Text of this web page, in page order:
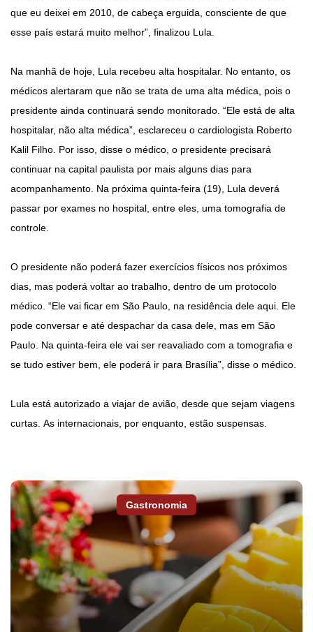
que eu deixei em 2010, de cabeça erguida, consciente de que
esse país estará muito melhor”, finalizou Lula.
Na manhã de hoje, Lula recebeu alta hospitalar. No entanto, os
médicos alertaram que não se trata de uma alta médica, pois o
presidente ainda continuará sendo monitorado. “Ele está de alta
hospitalar, não alta médica”, esclareceu o cardiologista Roberto
Kalil Filho. Por isso, disse o médico, o presidente precisará
continuar na capital paulista por mais alguns dias para
acompanhamento. Na próxima quinta-feira (19), Lula deverá
passar por exames no hospital, entre eles, uma tomografia de
controle.
O presidente não poderá fazer exercícios físicos nos próximos
dias, mas poderá voltar ao trabalho, dentro de um protocolo
médico. “Ele vai ficar em São Paulo, na residência dele aqui. Ele
pode conversar e até despachar da casa dele, mas em São
Paulo. Na quinta-feira ele vai ser reavaliado com a tomografia e
se tudo estiver bem, ele poderá ir para Brasília”, disse o médico.
Lula está autorizado a viajar de avião, desde que sejam viagens
curtas. As internacionais, por enquanto, estão suspensas.
Gastronomia